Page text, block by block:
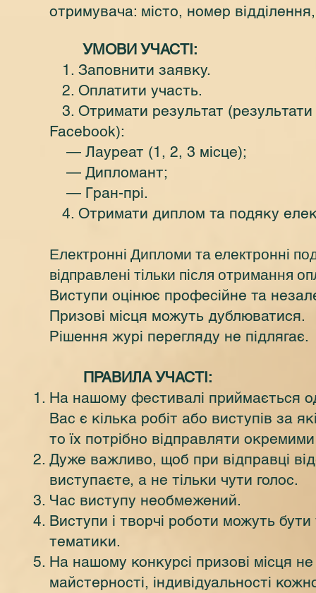
отримувача: місто, номер
УМОВИ УЧАСТІ:
1. Заповнити заявку.
2. Оплатити участь.
3. Отримати результат (результати
Facebook):
— Лауреат (1, 2, 3 місце);
— Дипломант;
— Гран-прі.
4. Отримати диплом та подяку
​Електронні Дипломи та електронні
відправлені тільки після отримання
Виступи оцінює професійне та
Призові місця можуть дублюватися.
Рішення журі перегляду не підлягає.
ПРАВИЛА УЧАСТІ:
На нашому фестивалі приймається
Вас є кілька робіт або виступів за
то їх потрібно відправляти
Дуже важливо, щоб при відправці
виступаєте, а не тільки чути голос.
Час виступу необмежений.
Виступи і творчі роботи можуть
тематики.
На нашому конкурсі призові місця
майстерності, індивідуальності